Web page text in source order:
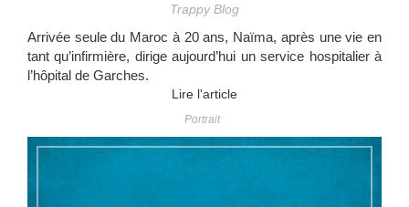
Trappy Blog
Arrivée seule du Maroc à 20 ans, Naïma, après une vie en
tant qu’infirmière, dirige aujourd’hui un service hospitalier à
l’hôpital de Garches.
Lire l'article
Portrait